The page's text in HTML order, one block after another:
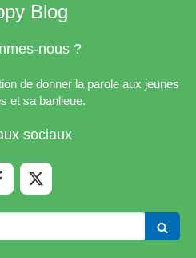
Blog
nous ?
de donner la parole aux jeunes
et sa banlieue.
sociaux